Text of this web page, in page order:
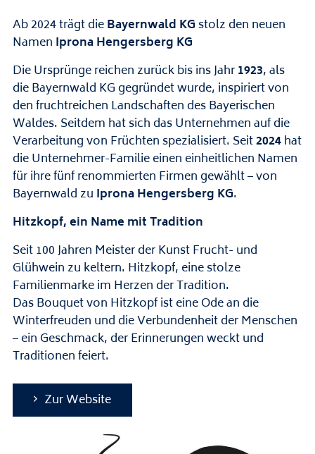
Ab 2024 trägt dieBayernwald KGstolz den neuen
Namen IpronaHengersberg KG
Die Ursprünge reichen zurück bis ins Jahr1923, als
die Bayernwald KG gegründet wurde, inspiriert von
den fruchtreichen Landschaften des Bayerischen
Waldes. Seitdem hat sich das Unternehmen auf die
Verarbeitung von Früchten spezialisiert. Seit2024hat
die Unternehmer-Familie einen einheitlichen Namen
für ihre fünf renommierten Firmen gewählt – von
Bayernwald zu Iprona Hengersberg KG.
Hitzkopf, ein Name mit Tradition
Seit 100 Jahren Meister der Kunst Frucht- und
Glühwein zu keltern. Hitzkopf, eine stolze
Familienmarke im Herzen der Tradition.
Das Bouquet von Hitzkopf ist eine Ode an die
Winterfreuden und die Verbundenheit der Menschen
– ein Geschmack, der Erinnerungen weckt und
Traditionen feiert.
Zur Website